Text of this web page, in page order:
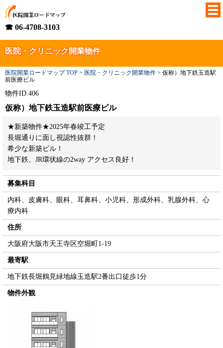
☎ 06-4708-3103
医院・クリニック開業物件
医院開業ロードマップ TOP > 医院・クリニック開業物件 > 仮称）地下鉄玉造駅
前医療ビル
物件ID.406
仮称）地下鉄玉造駅前医療ビル
★新築物件★2025年春竣工予定
長堀通りに面し視認性抜群！
希少な新築ビル！
地下鉄、JR環状線の2way アクセス良好！
募集科目
内科、皮膚科、眼科、耳鼻科、小児科、形成外科、乳腺外科、心
療内科
住所
大阪府大阪市天王寺区空堀町1-19
最寄駅
地下鉄長堀鶴見緑地線玉造駅2番出口徒歩1分
物件外観